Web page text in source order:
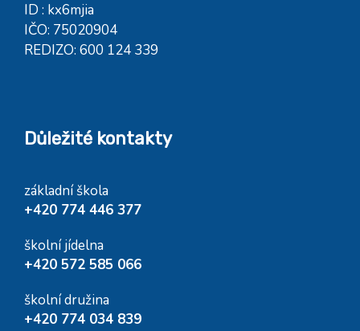
ID : kx6mjia
IČO: 75020904
REDIZO: 600 124 339
Důležité kontakty
základní škola
+420 774 446 377
školní jídelna
+420 572 585 066
školní družina
+420 774 034 839